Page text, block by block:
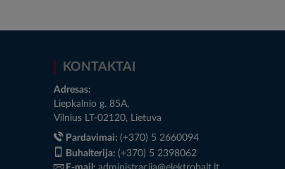
KONTAKTAI
Adresas:
Liepkalnio g. 85A,
Vilnius LT-02120, Lietuva
Pardavimai: (+370) 5 2660094
Buhalterija: (+370) 5 2398062